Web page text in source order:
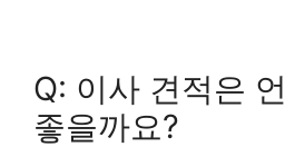
Q: 이사 견적은
좋을까요?